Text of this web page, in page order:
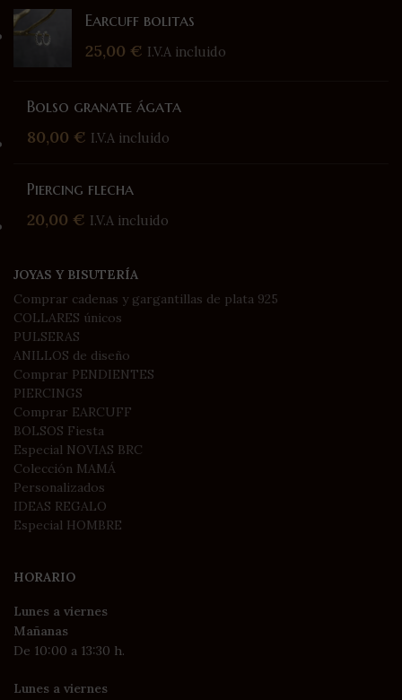
Earcuff bolitas
25,00 € I.V.A incluido
Bolso granate ágata
80,00 € I.V.A incluido
Piercing flecha
20,00 € I.V.A incluido
JOYAS Y BISUTERÍA
Comprar cadenas y gargantillas de plata 925
COLLARES únicos
PULSERAS
ANILLOS de diseño
Comprar PENDIENTES
PIERCINGS
Comprar EARCUFF
BOLSOS Fiesta
Especial NOVIAS BRC
Colección MAMÁ
Personalizados
IDEAS REGALO
Especial HOMBRE
HORARIO
Lunes a viernes
Mañanas
De 10:00 a 13:30 h.
Lunes a viernes